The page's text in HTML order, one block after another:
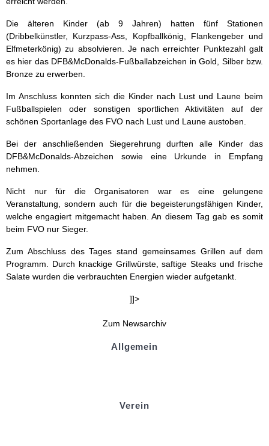
Die älteren Kinder (ab 9 Jahren) hatten fünf Stationen
(Dribbelkünstler, Kurzpass-Ass, Kopfballkönig, Flankengeber und
Elfmeterkönig) zu absolvieren. Je nach erreichter Punktezahl galt
es hier das DFB&McDonalds-Fußballabzeichen in Gold, Silber bzw.
Bronze zu erwerben.
Im Anschluss konnten sich die Kinder nach Lust und Laune beim
Fußballspielen oder sonstigen sportlichen Aktivitäten auf der
schönen Sportanlage des FVO nach Lust und Laune austoben.
Bei der anschließenden Siegerehrung durften alle Kinder das
DFB&McDonalds-Abzeichen sowie eine Urkunde in Empfang
nehmen.
Nicht nur für die Organisatoren war es eine gelungene
Veranstaltung, sondern auch für die begeisterungsfähigen Kinder,
welche engagiert mitgemacht haben. An diesem Tag gab es somit
beim FVO nur Sieger.
Zum Abschluss des Tages stand gemeinsames Grillen auf dem
Programm. Durch knackige Grillwürste, saftige Steaks und frische
Salate wurden die verbrauchten Energien wieder aufgetankt.
]]>
Zum Newsarchiv
Allgemein
Verein